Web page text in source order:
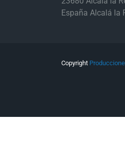
España Alcalá la
Copyright